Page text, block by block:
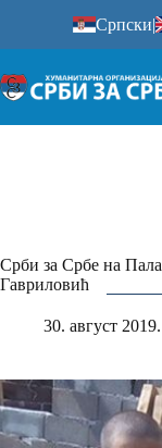
Српски|
Срби за Србе на
Гавриловић
30. август 2019.